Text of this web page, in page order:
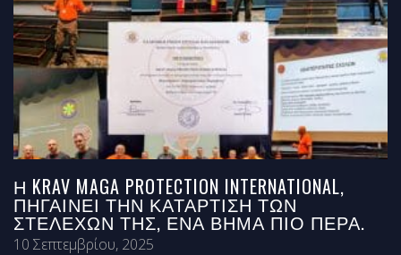
Η KRAV MAGA PROTECTION INTERNATIONAL,
ΠΗΓΑΊΝΕΙ ΤΗΝ ΚΑΤΆΡΤΙΣΗ ΤΩΝ
ΣΤΕΛΕΧΏΝ ΤΗΣ, ΈΝΑ ΒΉΜΑ ΠΙΟ ΠΈΡΑ.
10 Σεπτεμβρίου, 2025